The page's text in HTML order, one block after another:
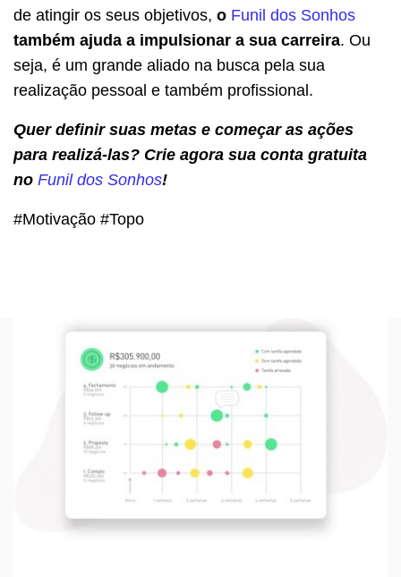
de atingir os seus objetivos, o Funil dos Sonhos
também ajuda a impulsionar a sua carreira. Ou
seja, é um grande aliado na busca pela sua
realização pessoal e também profissional.
Quer definir suas metas e começar as ações
para realizá-las? Crie agora sua conta gratuita
no Funil dos Sonhos!
#Motivação #Topo